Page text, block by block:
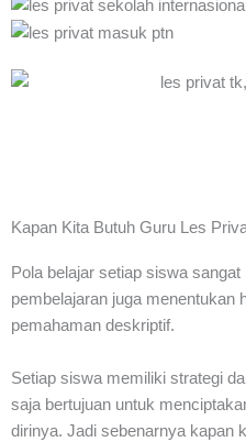
Kapan Kita Butuh Guru Les
Pola belajar setiap siswa
pembelajaran juga menentukan
pemahaman deskriptif.
Setiap siswa memiliki strategi
saja bertujuan untuk
dirinya. Jadi sebenarnya kapan